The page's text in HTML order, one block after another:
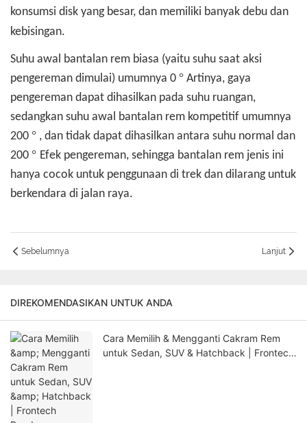
konsumsi disk yang besar, dan memiliki banyak debu dan
kebisingan.
Suhu awal bantalan rem biasa (yaitu suhu saat aksi
pengereman dimulai) umumnya 0 ° Artinya, gaya
pengereman dapat dihasilkan pada suhu ruangan,
sedangkan suhu awal bantalan rem kompetitif umumnya
200 ° , dan tidak dapat dihasilkan antara suhu normal dan
200 ° Efek pengereman, sehingga bantalan rem jenis ini
hanya cocok untuk penggunaan di trek dan dilarang untuk
berkendara di jalan raya.
Sebelumnya Lanjut
DIREKOMENDASIKAN UNTUK ANDA
Cara Memilih & Mengganti Cakram Rem
untuk Sedan, SUV & Hatchback | Frontech